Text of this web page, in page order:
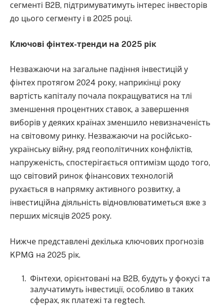
сегменті B2B, підтримуватимуть інтерес інвесторів
до цього сегменту і в 2025 році.
Ключові фінтех-тренди на 2025 рік
Незважаючи на загальне падіння інвестицій у
фінтех протягом 2024 року, наприкінці року
вартість капіталу почала покращуватися на тлі
зменшення процентних ставок, а завершення
виборів у деяких країнах зменшило невизначеність
на світовому ринку. Незважаючи на російсько-
українську війну, ряд геополітичних конфліктів,
напруженість, спостерігається оптимізм щодо того,
що світовий ринок фінансових технологій
рухається в напрямку активного розвитку, а
інвестиційна діяльність відновлюватиметься вже з
перших місяців 2025 року.
Нижче представлені декілька ключових прогнозів
KPMG на 2025 рік.
Фінтехи, орієнтовані на B2B, будуть у фокусі та
залучатимуть інвестиції, особливо в таких
сферах, як платежі та regtech.